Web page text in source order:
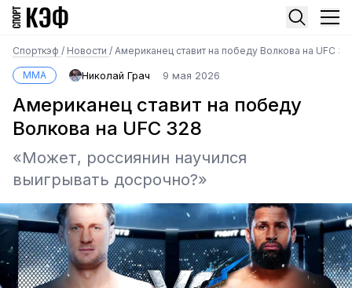
Спорткэф / Новости / Американец ставит на победу Волкова на UFC
MMA Николай Грач 9 мая 2026
Американец ставит на победу
Волкова на UFC 328
«Может, россиянин научился
выигрывать досрочно?»